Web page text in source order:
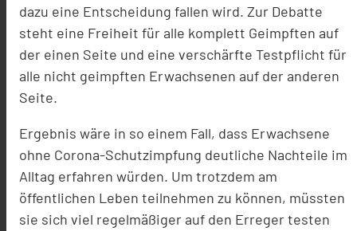
dazu eine Entscheidung fallen wird. Zur Debatte
steht eine Freiheit für alle komplett Geimpften auf
der einen Seite und eine verschärfte Testpflicht für
alle nicht geimpften Erwachsenen auf der anderen
Seite.
Ergebnis wäre in so einem Fall, dass Erwachsene
ohne Corona-Schutzimpfung deutliche Nachteile im
Alltag erfahren würden. Um trotzdem am
öffentlichen Leben teilnehmen zu können, müssten
sie sich viel regelmäßiger auf den Erreger testen